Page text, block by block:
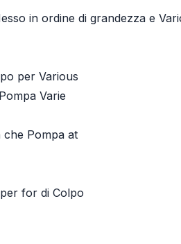
in ordine di grandezza e
per Various
Varie
Pompa at
for di Colpo